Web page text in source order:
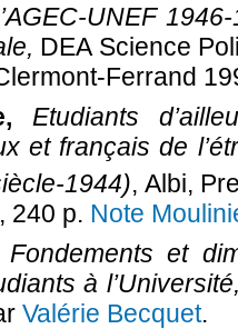
UNEF
DEA Science
Ferrand
Etudiants
et français de
1944), Albi,
240 p. Note
Fondements et
à
Valérie Becquet.